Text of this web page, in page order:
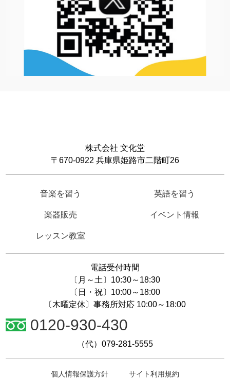
株式会社 文化堂
〒670-0922 兵庫県姫路市二階町26
音楽を習う 英語を習う
楽器販売 イベント情報
レッスン教室
電話受付時間
〔月～土〕10:30～18:30
〔日・祝〕10:00～18:00
〔木曜定休〕事務所対応 10:00～18:00
0120-930-430
（代）079-281-5555
個人情報保護方針 サイト利用規約